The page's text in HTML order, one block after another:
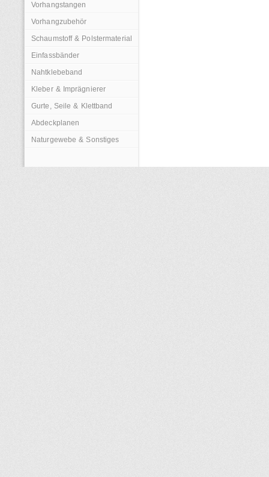
Vorhangstangen
Vorhangzubehör
Schaumstoff & Polstermaterial
Einfassbänder
Nahtklebeband
Kleber & Imprägnierer
Gurte, Seile & Klettband
Abdeckplanen
Naturgewebe & Sonstiges